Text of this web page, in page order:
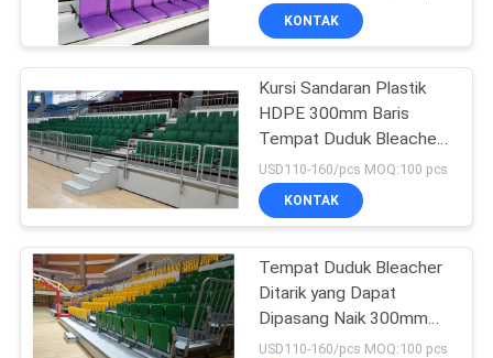
SITEMAP
PRIVACY
POLICY
KONTAK
Kursi Sandaran Plastik
HDPE 300mm Baris
Tempat Duduk Bleacher
Ditarik Warna Hijau
USD110-160/pcs MOQ:100 pcs
KONTAK
Tempat Duduk Bleacher
Ditarik yang Dapat
Dipasang Naik 300mm
Ketinggian Langkah
USD110-160/pcs MOQ:100 pcs